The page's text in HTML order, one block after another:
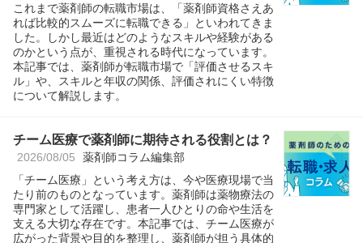
これまで薬剤師の転職市場は、「薬剤師資格さえあ
れば比較的スムーズに転職できる」といわれてきま
した。しかし最近はどのようなスキルや経験がある
のかという点が、重視される時代になっています。
本記事では、薬剤師が転職市場で「評価させるスキ
ル」や、スキルと年収の関係、評価されにくい特徴
について解説します。
チーム医療で薬剤師に期待される役割とは？
2026/08/05 薬剤師コラム編集部
「チーム医療」という考え方は、今や医療現場で当
たり前のものとなっています。薬剤師は薬物療法の
専門家として活躍し、患者一人ひとりの命や生活を
支える大切な存在です。本記事では、チーム医療が
広がった背景や目的を整理し、薬剤師が担う具体的